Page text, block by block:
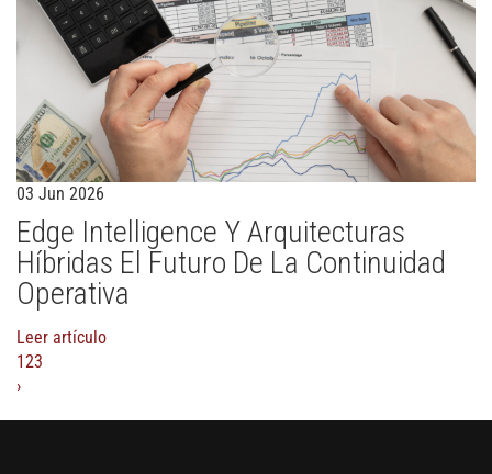
03 Jun 2026
Edge Intelligence Y Arquitecturas
Híbridas El Futuro De La Continuidad
Operativa
Leer artículo
123
›